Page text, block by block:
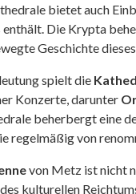
bietet auch
enthält. Die Krypta
Geschichte
spielt die
Konzerte, darunter
beherbergt eine
regelmäßig von
von Metz ist nicht
kulturellen